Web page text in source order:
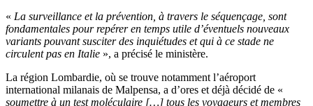
« La surveillance et la prévention, à travers le séquençage, sont
fondamentales pour repérer en temps utile d’éventuels nouveaux
variants pouvant susciter des inquiétudes et qui à ce stade ne
circulent pas en Italie », a précisé le ministère.
La région Lombardie, où se trouve notamment l’aéroport
international milanais de Malpensa, a d’ores et déjà décidé de «
soumettre à un test moléculaire […] tous les voyageurs et membres